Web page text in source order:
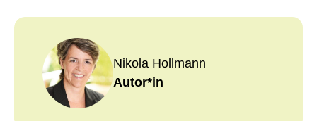
Nikola Hollmann
Autor*in